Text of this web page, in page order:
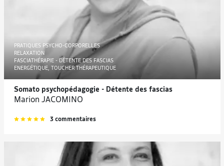
PRATIQUES PSYCHO-CORPORELLES
RELAXATION
FASCIATHÉRAPIE - DÉTENTE DES FASCIAS
ENERGÉTIQUE, TOUCHER THÉRAPEUTIQUE
Somato psychopédagogie - Détente des fascias
Marion JACOMINO
3 commentaires